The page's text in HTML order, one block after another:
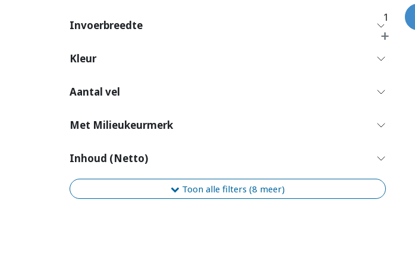
Invoerbreedte
Kleur
Aantal vel
Met Milieukeurmerk
Inhoud (Netto)
Toon alle filters (8 meer)